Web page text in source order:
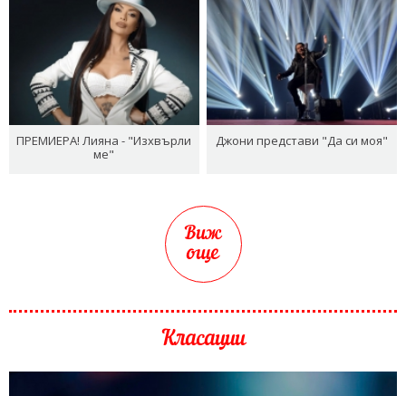
ПРЕМИЕРА! Лияна - "Изхвърли
ме"
Джони представи "Да си моя"
Виж
още
Класации